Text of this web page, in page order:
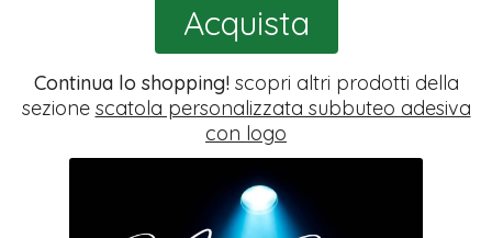
Acquista
Continua lo shopping!scopri altri prodotti della
sezione scatola personalizzata subbuteo adesiva
con logo